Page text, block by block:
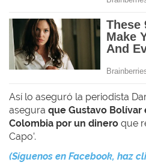
Así lo aseguró la periodista
asegura que Gustavo Bolívar
Colombia por un dinero que
Capo’.
(Síguenos en Facebook, haz